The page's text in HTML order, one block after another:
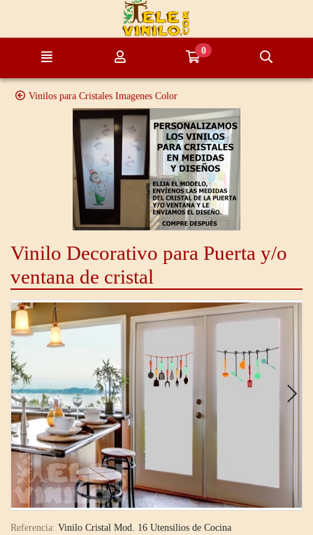
Ir al contenido principal de la página
Ir a mi compra
0
Vinilos para Cristales Imagenes Color
Vinilo Decorativo para Puerta y/o
ventana de cristal
Referencia: Vinilo Cristal Mod. 16 Utensilios de Cocina